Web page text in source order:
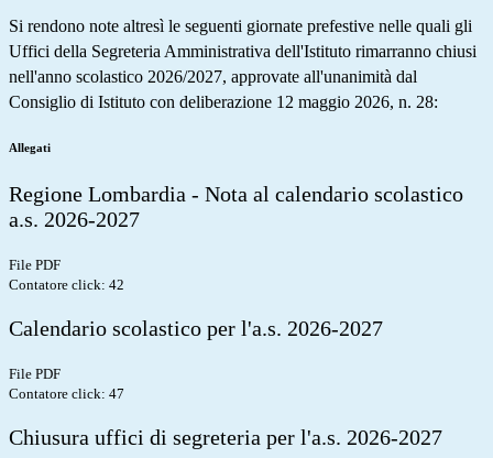
Si rendono note altresì le seguenti giornate prefestive nelle quali gli
Uffici della Segreteria Amministrativa dell'Istituto rimarranno chiusi
nell'anno scolastico 2026/2027, approvate all'unanimità dal
Consiglio di Istituto con deliberazione 12 maggio 2026, n. 28:
Allegati
Regione Lombardia - Nota al calendario scolastico
a.s. 2026-2027
File PDF
Contatore click: 42
Calendario scolastico per l'a.s. 2026-2027
File PDF
Contatore click: 47
Chiusura uffici di segreteria per l'a.s. 2026-2027